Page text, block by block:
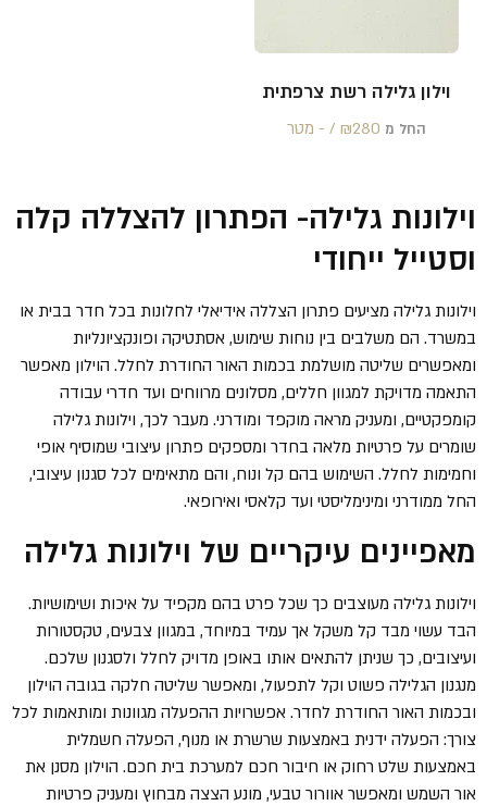
וילון גלילה רשת צרפתית
החל מ ₪280 /‏‏‎ ‎- מטר
וילונות גלילה- הפתרון להצללה קלה
וסטייל ייחודי
וילונות גלילה מציעים פתרון הצללה אידיאלי לחלונות בכל חדר בבית או
במשרד. הם משלבים בין נוחות שימוש, אסתטיקה ופונקציונליות
ומאפשרים שליטה מושלמת בכמות האור החודרת לחלל. הוילון מאפשר
התאמה מדויקת למגוון חללים, מסלונים מרווחים ועד חדרי עבודה
קומפקטיים, ומעניק מראה מוקפד ומודרני. מעבר לכך, וילונות גלילה
שומרים על פרטיות מלאה בחדר ומספקים פתרון עיצובי שמוסיף אופי
וחמימות לחלל. השימוש בהם קל ונוח, והם מתאימים לכל סגנון עיצובי,
החל ממודרני ומינימליסטי ועד קלאסי ואירופאי.
מאפיינים עיקריים של וילונות גלילה
וילונות גלילה מעוצבים כך שכל פרט בהם מקפיד על איכות ושימושיות.
הבד עשוי מבד קל משקל אך עמיד במיוחד, במגוון צבעים, טקסטורות
ועיצובים, כך שניתן להתאים אותו באופן מדויק לחלל ולסגנון שלכם.
מנגנון הגלילה פשוט וקל לתפעול, ומאפשר שליטה חלקה בגובה הוילון
ובכמות האור החודרת לחדר. אפשרויות ההפעלה מגוונות ומותאמות לכל
צורך: הפעלה ידנית באמצעות שרשרת או מנוף, הפעלה חשמלית
באמצעות שלט רחוק או חיבור חכם למערכת בית חכם. הוילון מסנן את
אור השמש ומאפשר אוורור טבעי, מונע הצצה מבחוץ ומעניק פרטיות